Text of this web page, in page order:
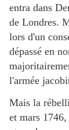
entra dans
de Londres.
lors d'un
dépassé en
l'armée
Mais la
et mars